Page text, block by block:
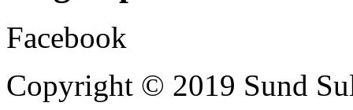
Facebook
Copyright © 2019 Sund